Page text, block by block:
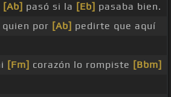
[Ab] pasó si la [Eb] pasaba bien.
quien por [Ab] pedirte que aquí
[Fm] corazón lo rompiste [Bbm]